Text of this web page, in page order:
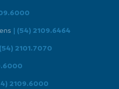
| (54) 2109.6464
2101.7070
2109.6000